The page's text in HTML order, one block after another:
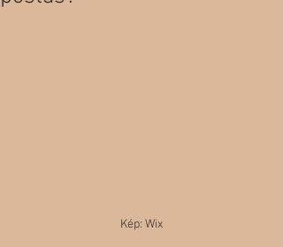
Kép: Wix